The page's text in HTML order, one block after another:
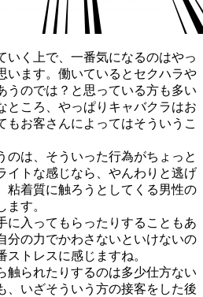
いく上で、一番気になるのはやっ
います。働いているとセクハラや
うのでは？と思っている方も多い
ところ、やっぱりキャバクラはお
もお客さんによってはそういうこ
のは、そういった行為がちょっと
イトな感じなら、やんわりと逃げ
粘着質に触ろうとしてくる男性の
す。
に入ってもらったりすることもあ
分の力でかわさないといけないの
トレスに感じますね。
触られたりするのは多少仕方ない
、いざそういう方の接客をした後